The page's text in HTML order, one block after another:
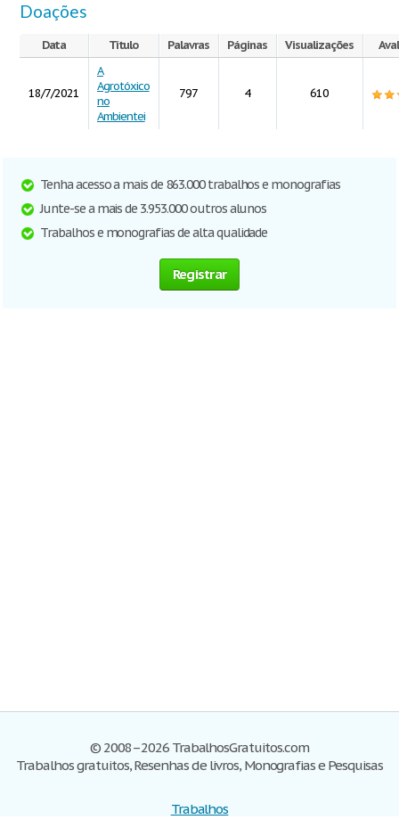
Doações
Data Título Palavras Páginas Visualizações
18/7/2021
A
Agrotóxico
no
Ambientei
797 4 610
Tenha acesso a mais de 863.000 trabalhos e monografias
Junte-se a mais de 3.953.000 outros alunos
Trabalhos e monografias de alta qualidade
Registrar
© 2008–2026 TrabalhosGratuitos.com
Trabalhos gratuitos, Resenhas de livros, Monografias e Pesquisas
Trabalhos